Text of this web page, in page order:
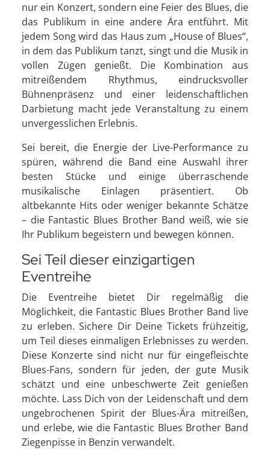
nur ein Konzert, sondern eine Feier des Blues, die
das Publikum in eine andere Ära entführt. Mit
jedem Song wird das Haus zum „House of Blues“,
in dem das Publikum tanzt, singt und die Musik in
vollen Zügen genießt. Die Kombination aus
mitreißendem Rhythmus, eindrucksvoller
Bühnenpräsenz und einer leidenschaftlichen
Darbietung macht jede Veranstaltung zu einem
unvergesslichen Erlebnis.
Sei bereit, die Energie der Live-Performance zu
spüren, während die Band eine Auswahl ihrer
besten Stücke und einige überraschende
musikalische Einlagen präsentiert. Ob
altbekannte Hits oder weniger bekannte Schätze
– die Fantastic Blues Brother Band weiß, wie sie
Ihr Publikum begeistern und bewegen können.
Sei Teil dieser einzigartigen
Eventreihe
Die Eventreihe bietet Dir regelmäßig die
Möglichkeit, die Fantastic Blues Brother Band live
zu erleben. Sichere Dir Deine Tickets frühzeitig,
um Teil dieses einmaligen Erlebnisses zu werden.
Diese Konzerte sind nicht nur für eingefleischte
Blues-Fans, sondern für jeden, der gute Musik
schätzt und eine unbeschwerte Zeit genießen
möchte. Lass Dich von der Leidenschaft und dem
ungebrochenen Spirit der Blues-Ära mitreißen,
und erlebe, wie die Fantastic Blues Brother Band
Ziegenpisse in Benzin verwandelt.